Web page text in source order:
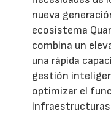
nueva
ecosistema
combina un
una rápida
gestión
optimizar el